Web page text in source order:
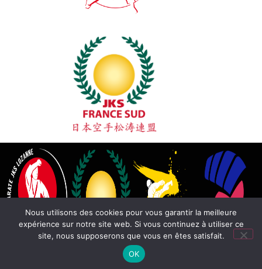
Nous utilisons des cookies pour vous garantir la meilleure
expérience sur notre site web. Si vous continuez à utiliser ce
site, nous supposerons que vous en êtes satisfait.
OK